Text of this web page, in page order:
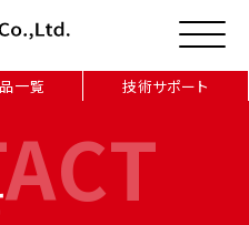
一覧 技術サポート